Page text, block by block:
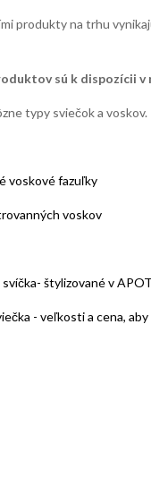
produkty na trhu
sú k dispozícii v
typy sviečok a
voskové fazuľky
voskov
štylizované v
- veľkosti a cena,